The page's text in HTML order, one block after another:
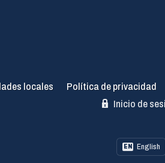
locales Política de privacidad
Inicio de
EN English